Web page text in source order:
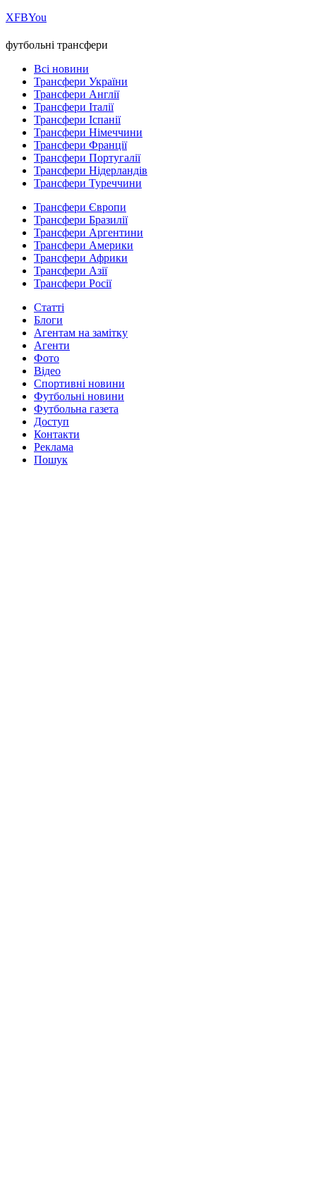
ХFBYou
футбольні трансфери
Всі новини
Трансфери України
Трансфери Англії
Трансфери Італії
Трансфери Іспанії
Трансфери Німеччини
Трансфери Франції
Трансфери Португалії
Трансфери Нідерландів
Трансфери Туреччини
Трансфери Європи
Трансфери Бразилії
Трансфери Аргентини
Трансфери Америки
Трансфери Африки
Трансфери Азії
Трансфери Росії
Статті
Блоги
Агентам на замітку
Агенти
Фото
Відео
Спортивні новини
Футбольні новини
Футбольна газета
Доступ
Контакти
Реклама
Пошук